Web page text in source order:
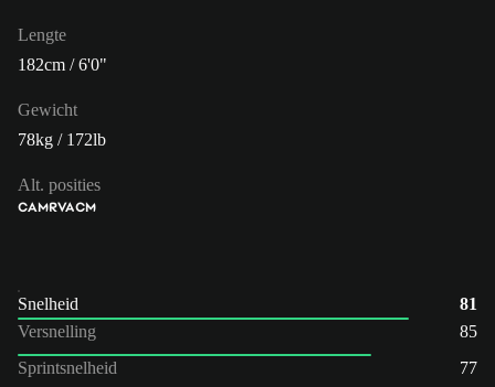
Lengte
182cm / 6'0"
Gewicht
78kg / 172lb
Alt. posities
CAMRVACM
Snelheid
81
Versnelling
85
Sprintsnelheid
77